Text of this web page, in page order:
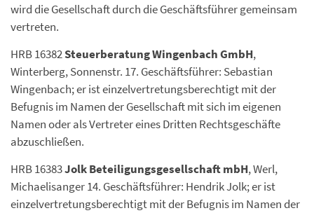
wird die Gesellschaft durch die Geschäftsführer gemeinsam
vertreten.
HRB 16382Steuerberatung Wingenbach GmbH,
Winterberg, Sonnenstr. 17. Geschäftsführer: Sebastian
Wingenbach; er ist einzelvertretungsberechtigt mit der
Befugnis im Namen der Gesellschaft mit sich im eigenen
Namen oder als Vertreter eines Dritten Rechtsgeschäfte
abzuschließen.
HRB 16383Jolk Beteiligungsgesellschaft mbH, Werl,
Michaelisanger 14. Geschäftsführer: Hendrik Jolk; er ist
einzelvertretungsberechtigt mit der Befugnis im Namen der